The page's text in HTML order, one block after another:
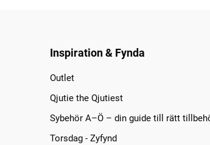
Inspiration & Fynda
Outlet
Qjutie the Qjutiest
Sybehör A–Ö – din guide till rätt
Torsdag - Zyfynd